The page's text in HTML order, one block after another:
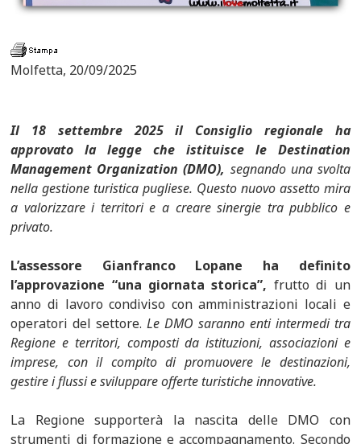
Molfetta, 20/09/2025
Il 18 settembre 2025 il Consiglio regionale ha
approvato la legge che istituisce le Destination
Management Organization (DMO), segnando una svolta
nella gestione turistica pugliese. Questo nuovo assetto mira
a valorizzare i territori e a creare sinergie tra pubblico e
privato.
L’assessore Gianfranco Lopane ha definito
l’approvazione “una giornata storica”, frutto di un
anno di lavoro condiviso con amministrazioni locali e
operatori del settore.Le DMO saranno enti intermedi tra
Regione e territori, composti da istituzioni, associazioni e
imprese, con il compito di promuovere le destinazioni,
gestire i flussi e sviluppare offerte turistiche innovative.
La Regione supporterà la nascita delle DMO con
strumenti di formazione e accompagnamento. Secondo